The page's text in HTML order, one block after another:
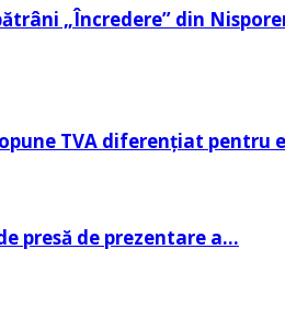
„Încredere” din
TVA diferențiat pentru
presă de prezentare a…